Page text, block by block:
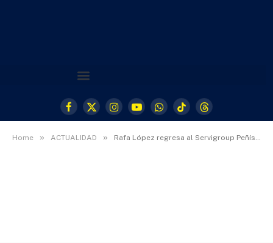
Facebook
X
(Twitter)
Instagram
YouTubeWhatsApp
TikTokThreads
Home » ACTUALIDAD » Rafa López regresa al Servigroup Peñíscola FS